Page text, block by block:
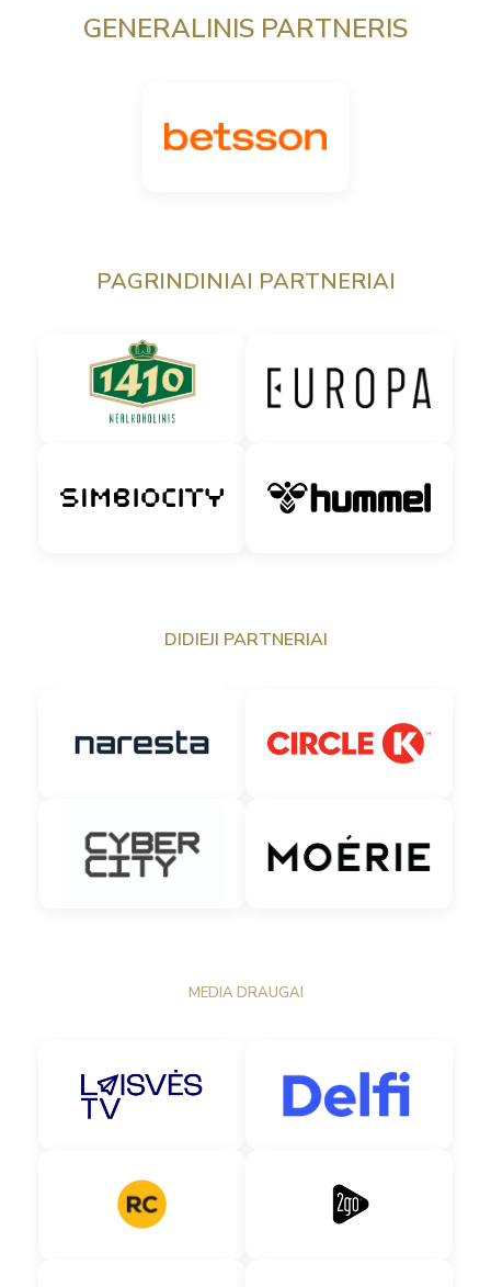
GENERALINIS PARTNERIS
PAGRINDINIAI PARTNERIAI
DIDIEJI PARTNERIAI
MEDIA DRAUGAI